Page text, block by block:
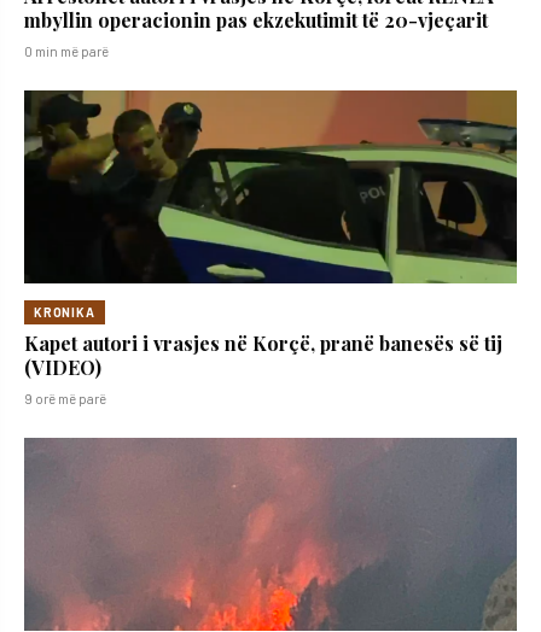
mbyllin operacionin pas ekzekutimit të 20-vjeçarit
0 min më parë
KRONIKA
Kapet autori i vrasjes në Korçë, pranë banesës së tij
(VIDEO)
9 orë më parë